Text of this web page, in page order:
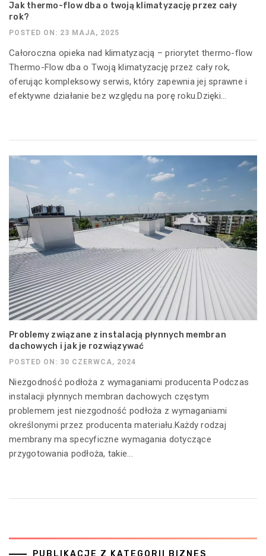
Jak thermo-flow dba o twoją klimatyzację przez cały
rok?
POSTED ON: 23 MAJA, 2025
Całoroczna opieka nad klimatyzacją – priorytet thermo-flow
Thermo-Flow dba o Twoją klimatyzację przez cały rok,
oferując kompleksowy serwis, który zapewnia jej sprawne i
efektywne działanie bez względu na porę roku.Dzięki...
Problemy związane z instalacją płynnych membran
dachowych i jak je rozwiązywać
POSTED ON: 30 CZERWCA, 2024
Niezgodność podłoża z wymaganiami producenta Podczas
instalacji płynnych membran dachowych częstym
problemem jest niezgodność podłoża z wymaganiami
określonymi przez producenta materiału.Każdy rodzaj
membrany ma specyficzne wymagania dotyczące
przygotowania podłoża, takie...
PUBLIKACJE Z KATEGORII BIZNES